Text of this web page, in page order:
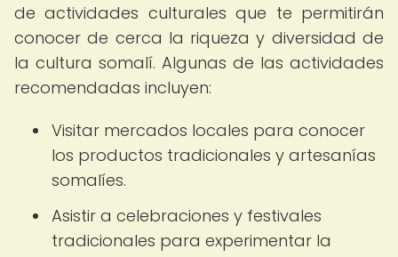
de actividades culturales que te permitirán
conocer de cerca la riqueza y diversidad de
la cultura somalí. Algunas de las actividades
recomendadas incluyen:
Visitar mercados locales para conocer
los productos tradicionales y artesanías
somalíes.
Asistir a celebraciones y festivales
tradicionales para experimentar la